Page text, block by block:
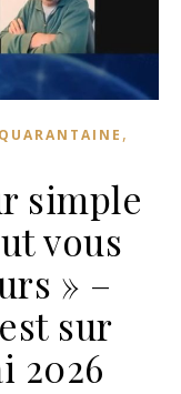
QUARANTAINE ,
simple
vous
» –
sur
2026